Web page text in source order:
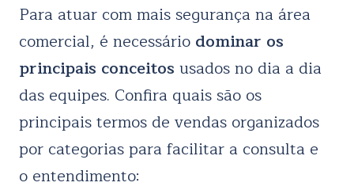
Para atuar com mais segurança na área
comercial, é necessário dominar os
principais conceitos usados no dia a dia
das equipes. Confira quais são os
principais termos de vendas organizados
por categorias para facilitar a consulta e
o entendimento: